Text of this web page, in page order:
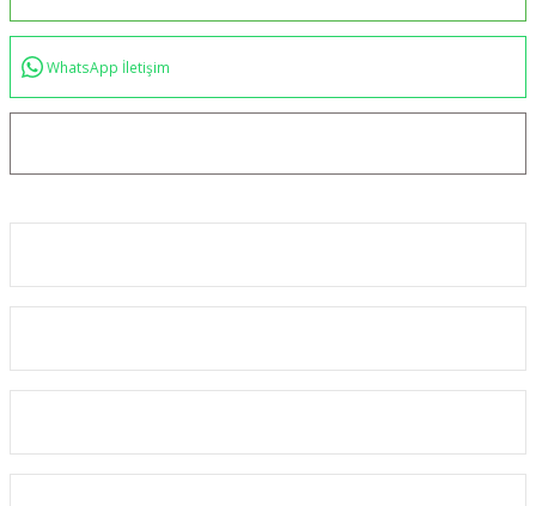
WhatsApp İletişim